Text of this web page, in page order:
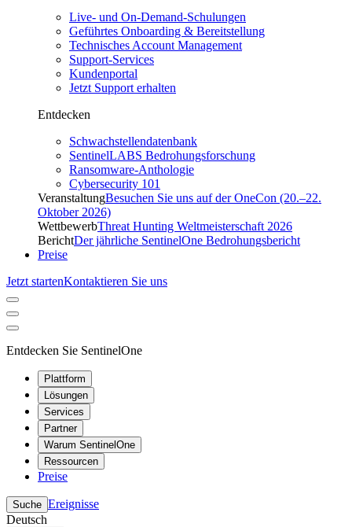
Live- und On-Demand-Schulungen
Geführtes Onboarding & Bereitstellung
Technisches Account Management
Support-Services
Kundenportal
Jetzt Support erhalten
Entdecken
Schwachstellendatenbank
SentinelLABS Bedrohungsforschung
Ransomware-Anthologie
Cybersecurity 101
VeranstaltungBesuchen Sie uns auf der OneCon (20.–22.
Oktober 2026)
WettbewerbThreat Hunting Weltmeisterschaft 2026
BerichtDer jährliche SentinelOne Bedrohungsbericht
Preise
Jetzt startenKontaktieren Sie uns
Entdecken Sie SentinelOne
Plattform
Lösungen
Services
Partner
Warum SentinelOne
Ressourcen
Preise
Suche Ereignisse
Deutsch